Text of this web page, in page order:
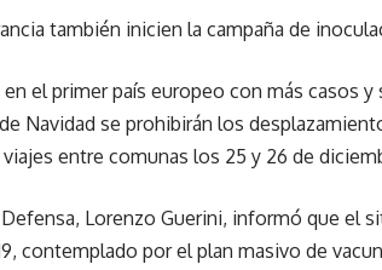
también inicien la campaña de
el primer país europeo con más casos
Navidad se prohibirán los
entre comunas los 25 y 26 de
Lorenzo Guerini, informó que el
contemplado por el plan masivo de